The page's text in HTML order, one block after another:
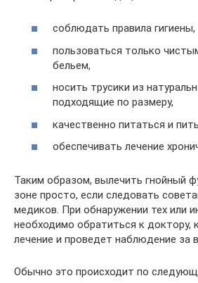
соблюдать правила гигиены,
пользоваться только
бельем,
носить трусики из
подходящие по размеру,
качественно питаться и
обеспечивать лечение
Таким образом, вылечить гнойный
зоне просто, если следовать
медиков. При обнаружении тех или
необходимо обратиться к доктору,
лечение и проведет наблюдение за
Обычно это происходит по